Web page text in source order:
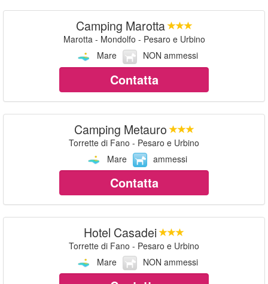
Camping Marotta
Marotta - Mondolfo - Pesaro e Urbino
Mare
NON ammessi
Contatta
Camping Metauro
Torrette di Fano - Pesaro e Urbino
Mare
ammessi
Contatta
Hotel Casadei
Torrette di Fano - Pesaro e Urbino
Mare
NON ammessi